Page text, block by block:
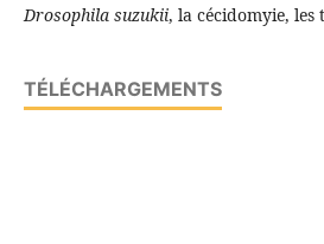
Drosophila suzukii, la cécidomyie, les
TÉLÉCHARGEMENTS